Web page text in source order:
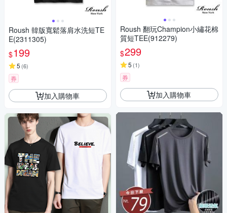
Roush 韓版寬鬆落肩水洗短TE
E(2311305)
$199
5 (6)
券
加入購物車
Roush 翻玩Champion小繡花棉
質短TEE(912279)
$299
5 (1)
券
加入購物車